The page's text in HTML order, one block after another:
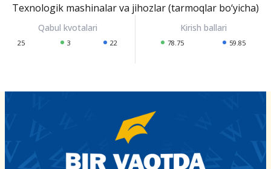
Texnologik mashinalar va jihozlar (tarmoqlar bo‘yicha)
25 3 22 78.75 59.85